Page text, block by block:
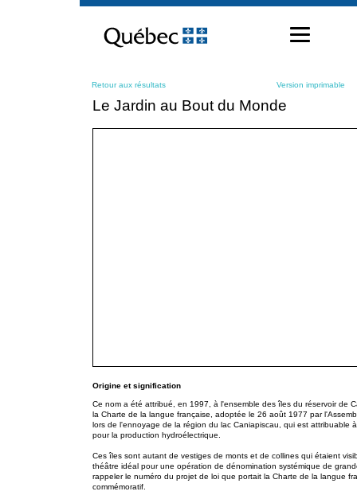
contenu
Retour aux résultats Version imprimable
Le Jardin au Bout du Monde
Origine et signification
Ce nom a été attribué, en 1997, à l'ensemble des îles du réservoir de
la Charte de la langue française, adoptée le 26 août 1977 par
lors de l'ennoyage de la région du lac Caniapiscau, qui est attribuable
pour la production hydroélectrique.
Ces îles sont autant de vestiges de monts et de collines qui étaient
théâtre idéal pour une opération de dénomination systémique de
rappeler le numéro du projet de loi que portait la Charte de la langue
commémoratif.